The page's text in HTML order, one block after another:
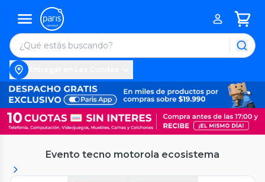
Evento tecno motorola ecosistema